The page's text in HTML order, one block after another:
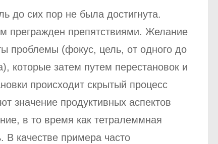
до сих пор не была достигнута.
прегражден препятствиями. Желание
проблемы (фокус, цель, от одного до
которые затем путем перестановок и
происходит скрытый процесс
значение продуктивных аспектов
в то время как тетралеммная
В качестве примера часто